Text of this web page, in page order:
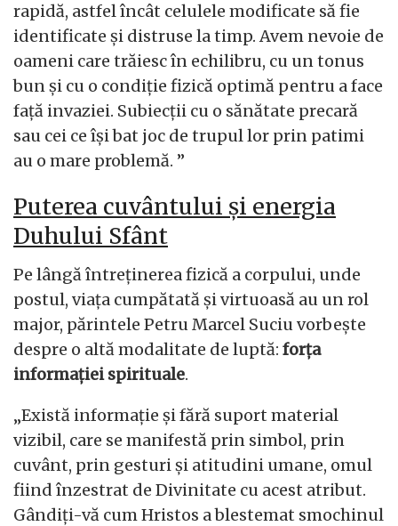
rapidă, astfel încât celulele modificate să fie
identificate și distruse la timp. Avem nevoie de
oameni care trăiesc în echilibru, cu un tonus
bun și cu o condiție fizică optimă pentru a face
față invaziei. Subiecții cu o sănătate precară
sau cei ce își bat joc de trupul lor prin patimi
au o mare problemă. ”
Puterea cuvântului și energia
Duhului Sfânt
Pe lângă întreținerea fizică a corpului, unde
postul, viața cumpătată și virtuoasă au un rol
major, părintele Petru Marcel Suciu vorbește
despre o altă modalitate de luptă: forța
informației spirituale.
„Există informație și fără suport material
vizibil, care se manifestă prin simbol, prin
cuvânt, prin gesturi și atitudini umane, omul
fiind înzestrat de Divinitate cu acest atribut.
Gândiți-vă cum Hristos a blestemat smochinul